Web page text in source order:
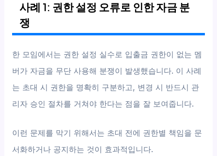
사례 1: 권한 설정 오류로 인한 자금 분
쟁
한 모임에서는 권한 설정 실수로 입출금 권한이 없는 멤
버가 자금을 무단 사용해 분쟁이 발생했습니다. 이 사례
는 초대 시 권한을 명확히 구분하고, 변경 시 반드시 관
리자 승인 절차를 거쳐야 한다는 점을 잘 보여줍니다.
이런 문제를 막기 위해서는 초대 전에 권한별 책임을 문
서화하거나 공지하는 것이 효과적입니다.